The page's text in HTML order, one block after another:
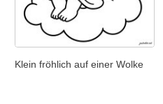
Klein fröhlich auf einer Wolke